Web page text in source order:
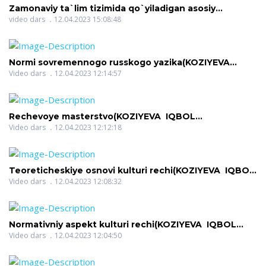
Zamonaviy ta`lim tizimida qo`yiladigan asosiy
talablar(AZIMOVA NASIBA ERGASHOVNA)
video dars 12.04.2023 15:08:48
Normi sovremennogo russkogo yazika(KOZIYEVA
IQBOL KOMILJONOVNA)
Video dars 12.04.2023 12:14:57
Rechevoye masterstvo(KOZIYEVA IQBOL
KOMILJONOVNA)
Video dars 12.04.2023 12:12:18
Teoreticheskiye osnovi kulturi rechi(KOZIYEVA IQBOL
KOMILJONOVNA)
Video dars 12.04.2023 12:08:32
Normativniy aspekt kulturi rechi(KOZIYEVA IQBOL
KOMILJONOVNA)
Video dars 12.04.2023 12:04:50